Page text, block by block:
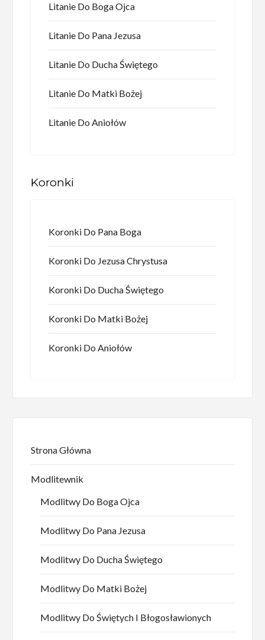
Litanie Do Boga Ojca
Litanie Do Pana Jezusa
Litanie Do Ducha Świętego
Litanie Do Matki Bożej
Litanie Do Aniołów
Koronki
Koronki Do Pana Boga
Koronki Do Jezusa Chrystusa
Koronki Do Ducha Świętego
Koronki Do Matki Bożej
Koronki Do Aniołów
Strona Główna
Modlitewnik
Modlitwy Do Boga Ojca
Modlitwy Do Pana Jezusa
Modlitwy Do Ducha Świętego
Modlitwy Do Matki Bożej
Modlitwy Do Świętych I Błogosławionych